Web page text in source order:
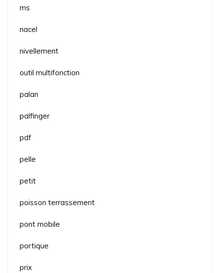
ms
nacel
nivellement
outil multifonction
palan
palfinger
pdf
pelle
petit
poisson terrassement
pont mobile
portique
prix